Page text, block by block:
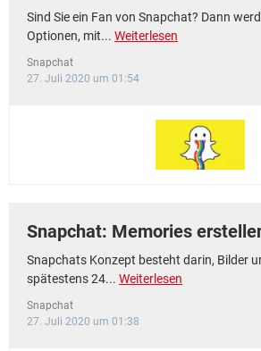
Sind Sie ein Fan von Snapchat? Dann
Optionen, mit... Weiterlesen
Snapchat
27. Juli 2020 um 01:54
Snapchat: Memories
Snapchats Konzept besteht darin, Bilder
spätestens 24... Weiterlesen
Snapchat
27. Juli 2020 um 01:38